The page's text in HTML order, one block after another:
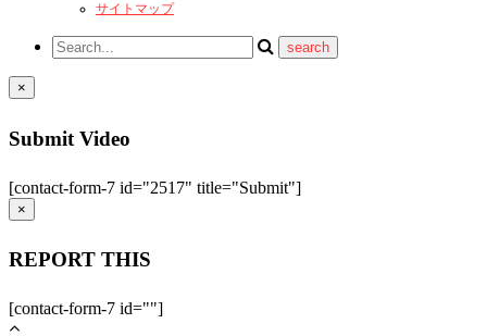
サイトマップ
×
Submit Video
[contact-form-7 id="2517" title="Submit"]
×
REPORT THIS
[contact-form-7 id=""]